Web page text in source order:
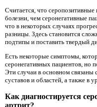
Считается, что
болезни, чем серонегативные
что в некоторых случаях
разницы. Здесь становится
подтипы и поставить твердый
Есть некоторые симптомы,
серонегативных пациентов, но
Эти случаи в основном
суставов и областей, а также в
Как диагностируется
артрит?